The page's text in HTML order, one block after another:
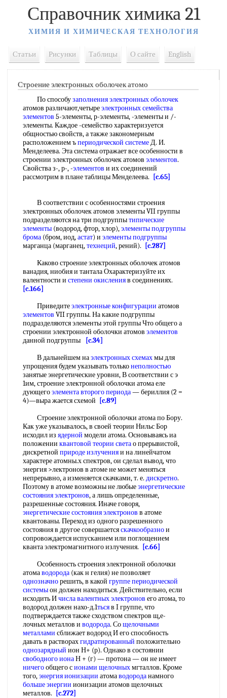
Справочник химика 21
ХИМИЯ И ХИМИЧЕСКАЯ ТЕХНОЛОГИЯ
Статьи Рисунки Таблицы О сайте English
Строение электронных оболочек атомо
По способузаполнения электронных оболочек
атомов различают,четыреэлектронных семейства
элементов 5-элементы, р-элементы, -элементы и /-
элементы. Каждое -семейство характеризуется
общностью свойств, а также закономерным
расположением ъпериодической системеД. И.
Менделеева. Эта система отражает все особенности в
строении электронных оболочек атомов элементов.
Свойства з-, р-, -элементов и их соединений
рассмотрим в плане таблицы Менделеева.
[c.65]
В соответствии с особенностями строения
электронных оболочек атомов элементы VII группы
подразделяются на три подгруппытипические
элементы (водород, фтор, хлор),элементы подгруппы
брома (бром, иод,астат) и элементы подгруппы
марганца (марганец,технеций, рений).
[c.287]
Каково строение электронных оболочек атомов
ванадия, ниобия и тантала Охарактеризуйте их
валентности и степени окисленияв соединениях.
[c.166]
Приведитеэлектронные конфигурации атомов
элементов VII группы. На какие подгруппы
подразделяются элементы этой группы Что общего а
строении электронной оболочки атомов элементов
данной подгруппы
[c.34]
В дальнейшем наэлектронных схемахмы для
упрощения будем указывать тольконеполностью
занятые энергетические уровни, В соответствии с э
1им, строение электронной оболочки атома еле
дующегоэлемента второго периода— бериллия (2 =
4)—выра жается схемой
[c.89]
Строение электронной оболочки атома по Бору.
Как уже указывалось, в своей теории Нильс Бор
исходил из ядерной модели атома. Основываясь иа
положении квантовой теории светао прерывистой,
дискретной природе излученияи на линейчатом
характере атомны.х спектров, ои сделал вывод, что
энергия >лектронов в атоме не может меняться
непрерывно, а изменяется скачками, т. е. дискретно.
Поэтому в атоме возможны не любыеэнергетические
состояния электронов, а лишь определенные,
разрешенные состояния. Иначе говоря,
энергетические состояния электронов в атоме
квантованы. Переход из одного разрешенного
состояния в другое совершаетсяскачкообразнои
сопровождается испусканием или поглощением
кванта электромагнитного излучения.
[c.66]
Особенность строения электронной оболочки
атомаводорода (как н гелия) не позволяет
однозначнорешить, в какой группе периодической
системыон должен находиться. Действительно, если
исходить Ичисла валентных электронов его атома, то
водород должен нахо-д.1тьсяв I группе, что
подтверждается также сходством спектров щ,е-
лочных металлов и водорода. Сощелочными
металлами сближает водород И его способность
давать в растворахгидратированный положительно
однозарядный ион Н+ (р). Однако в состоянии
свободного ионаН + (г) — протона — он не имеет
ничегообщего сионами щелочныхмгталлов. Кроме
того,энергия ионизации атомаводороданамного
больше энергии ионизации атомов щелочных
металлов.
[c.272]